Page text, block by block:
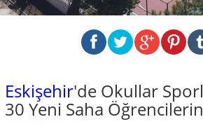
Eskişehir'de Okullar
30 Yeni Saha